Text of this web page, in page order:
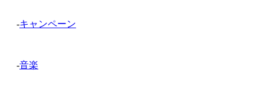
-キャンペーン
-音楽